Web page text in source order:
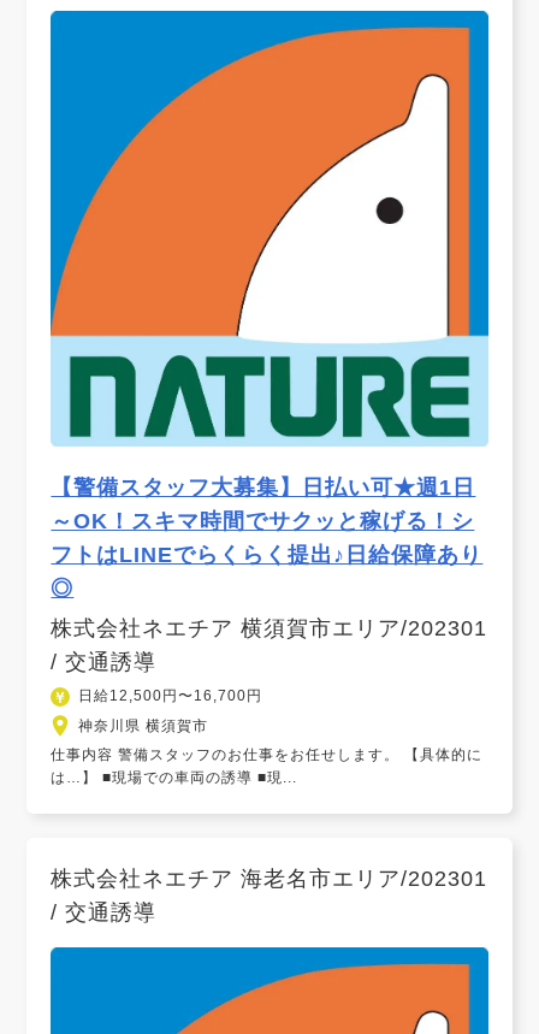
【警備スタッフ大募集】日払い可★週1日
～OK！スキマ時間でサクッと稼げる！シ
フトはLINEでらくらく提出♪日給保障あり
◎
株式会社ネエチア 横須賀市エリア/202301
/ 交通誘導
日給12,500円〜16,700円
神奈川県 横須賀市
仕事内容 警備スタッフのお仕事をお任せします。 【具体的に
は…】 ■現場での車両の誘導 ■現...
株式会社ネエチア 海老名市エリア/202301
/ 交通誘導